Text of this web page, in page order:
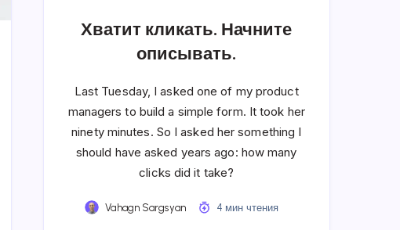
Хватит кликать. Начните
описывать.
Last Tuesday, I asked one of my product
managers to build a simple form. It took her
ninety minutes. So I asked her something I
should have asked years ago: how many
clicks did it take?
Vahagn Sargsyan 4 мин чтения